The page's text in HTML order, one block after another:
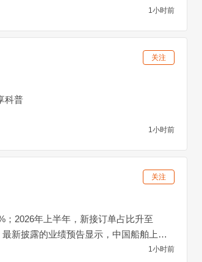
1小时前
关注
科普
1小时前
关注
；2026年上半年，新接订单占比升至
新披露的业绩预告显示，中国船舶上半
这些数字背后，是一条用三十年时间走
1小时前